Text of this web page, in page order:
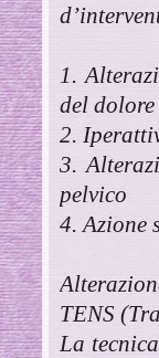
1.
del
2.
3.
pelvico
4. Azione
TENS
La